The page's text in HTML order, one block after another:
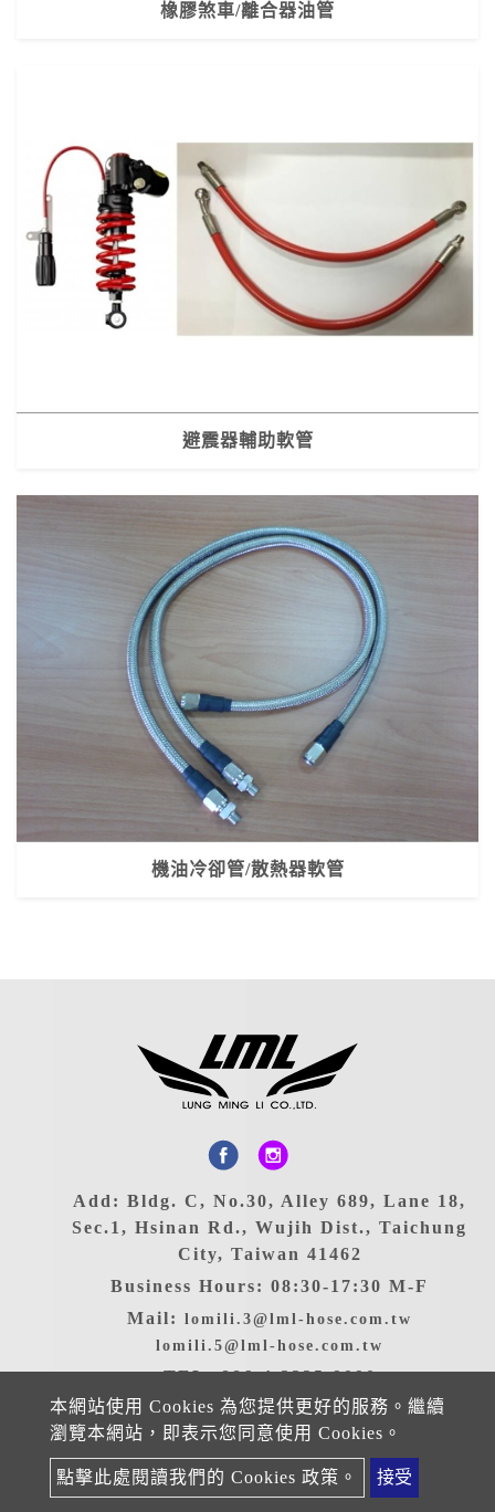
橡膠煞車/離合器油管
避震器輔助軟管
機油冷卻管/散熱器軟管
本網站使用 Cookies 為您提供更好的服務。繼續
瀏覽本網站，即表示您同意使用 Cookies。
點擊此處閱讀我們的 Cookies 政策。 接受
Add: Bldg. C, No.30, Alley 689, Lane 18,
Sec.1, Hsinan Rd., Wujih Dist., Taichung
City, Taiwan 41462
Business Hours: 08:30-17:30 M-F
Mail: lomili.3@lml-hose.com.tw
lomili.5@lml-hose.com.tw
TEL: 886-4-2335-9090
FAX: 886-4-2335-9191
Copyright ©2025 LUNG MING LI CO., LTD. All rights
reservedAtteipo. 網站地圖